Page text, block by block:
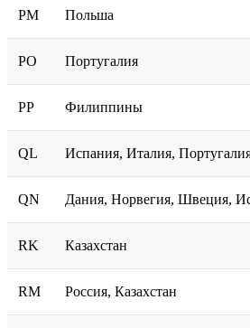
PM Польша
PO Португалия
PP Филиппины
QL Испания, Италия,
QN Дания, Норвегия, Швеция,
RK Казахстан
RM Россия, Казахстан